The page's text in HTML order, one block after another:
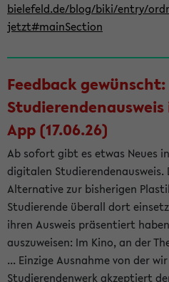
bielefeld.de/blog/biki/entry/
jetzt#mainSection
Feedback
App (17.06.26)
Ab sofort gibt es etwas Neues
digitalen
Alternative zur bisherigen
Studierende überall dort
ihren Ausweis präsentiert
auszuweisen: Im Kino, an der
... Einzige Ausnahme von der
Studierendenwerk akzeptiert